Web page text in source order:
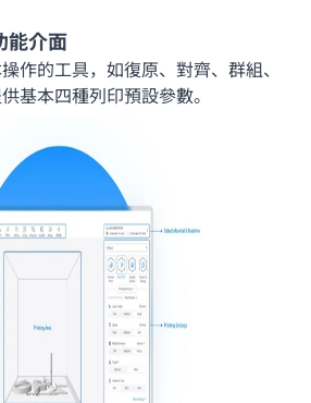
能介面
作的工具，如復原、對齊、群組、
基本四種列印預設參數。